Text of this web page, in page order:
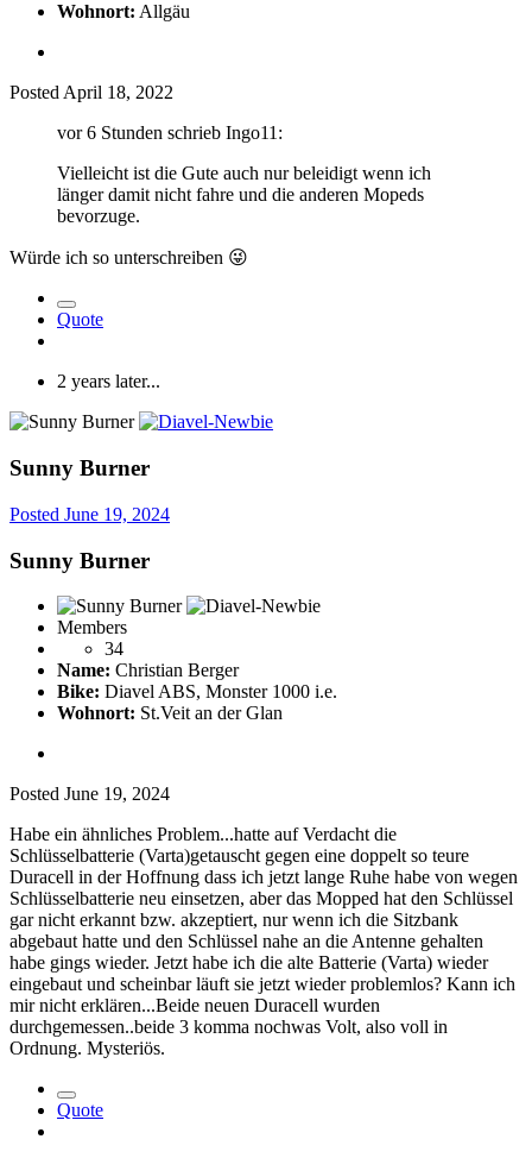
Wohnort: Allgäu
Posted April 18, 2022
vor 6 Stunden schrieb Ingo11:
Vielleicht ist die Gute auch nur beleidigt wenn ich
länger damit nicht fahre und die anderen Mopeds
bevorzuge.
Würde ich so unterschreiben 😜
Quote
2 years later...
Sunny Burner
Posted June 19, 2024
Sunny Burner
Members
34
Name: Christian Berger
Bike: Diavel ABS, Monster 1000 i.e.
Wohnort: St.Veit an der Glan
Posted June 19, 2024
Habe ein ähnliches Problem...hatte auf Verdacht die
Schlüsselbatterie (Varta)getauscht gegen eine doppelt so teure
Duracell in der Hoffnung dass ich jetzt lange Ruhe habe von wegen
Schlüsselbatterie neu einsetzen, aber das Mopped hat den Schlüssel
gar nicht erkannt bzw. akzeptiert, nur wenn ich die Sitzbank
abgebaut hatte und den Schlüssel nahe an die Antenne gehalten
habe gings wieder. Jetzt habe ich die alte Batterie (Varta) wieder
eingebaut und scheinbar läuft sie jetzt wieder problemlos? Kann ich
mir nicht erklären...Beide neuen Duracell wurden
durchgemessen..beide 3 komma nochwas Volt, also voll in
Ordnung. Mysteriös.
Quote